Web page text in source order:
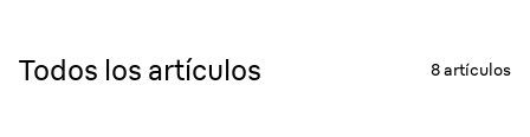
Todos los artículos 8artículos